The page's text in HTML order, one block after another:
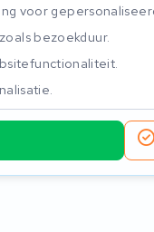
voor
bezoekduur.